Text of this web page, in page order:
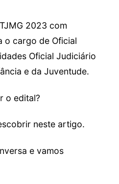
2023 com
o cargo de Oficial
Oficial Judiciário
e da Juventude.
o edital?
neste artigo.
e vamos